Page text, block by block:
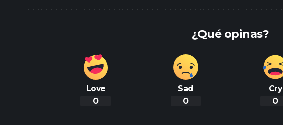
¿Qué opinas?
Love
0
Sad
0
Cry
0